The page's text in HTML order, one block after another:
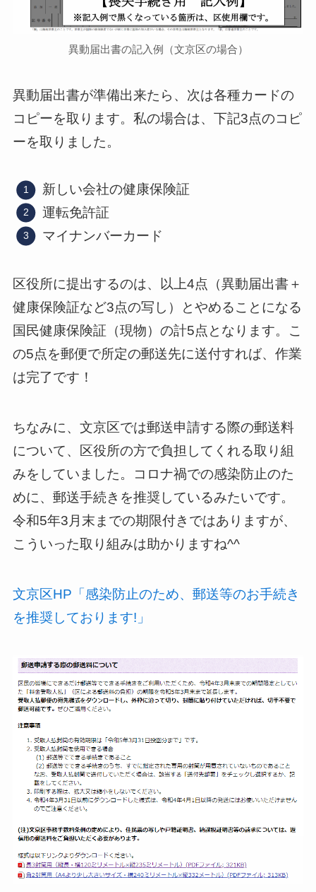
異動届出書の記入例（文京区の場合）
異動届出書が準備出来たら、次は各種カードの
コピーを取ります。私の場合は、下記3点のコピ
ーを取りました。
新しい会社の健康保険証
運転免許証
マイナンバーカード
区役所に提出するのは、以上4点（異動届出書＋
健康保険証など3点の写し）とやめることになる
国民健康保険証（現物）の計5点となります。こ
の5点を郵便で所定の郵送先に送付すれば、作業
は完了です！
ちなみに、文京区では郵送申請する際の郵送料
について、区役所の方で負担してくれる取り組
みをしていました。コロナ禍での感染防止のた
めに、郵送手続きを推奨しているみたいです。
令和5年3月末までの期限付きではありますが、
こういった取り組みは助かりますね^^
文京区HP「感染防止のため、郵送等のお手続き
を推奨しております!」